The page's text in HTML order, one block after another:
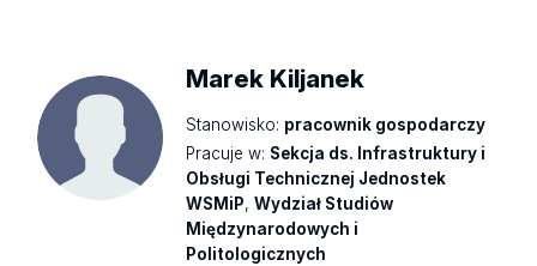
Marek Kiljanek
Stanowisko: pracownik gospodarczy
Pracuje w: Sekcja ds. Infrastruktury i
Obsługi Technicznej Jednostek
WSMiP,Wydział Studiów
Międzynarodowych i
Politologicznych